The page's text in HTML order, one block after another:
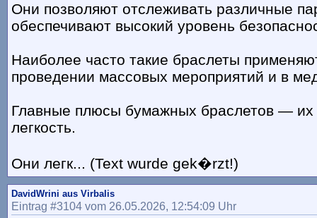
Они позволяют отслеживать различные
обеспечивают высокий уровень
Наиболее часто такие браслеты
проведении массовых мероприятий и в
Главные плюсы бумажных браслетов — их
легкость.
Они легк... (Text wurde gek�rzt!)
DavidWrini aus Virbalis
Eintrag #3104 vom 26.05.2026, 12:54:09 Uhr